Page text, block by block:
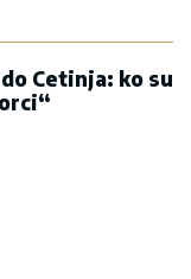
Cetinja: ko su